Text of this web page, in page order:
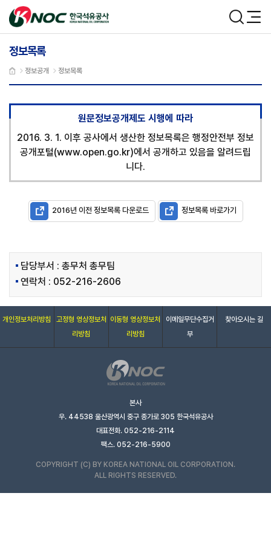
본문 바로가기
한국석유공사 검색 메뉴
정보목록
정보공개 정보목록
원문정보공개제도 시행에 따라
2016. 3. 1. 이후 공사에서 생산한 정보목록은 행정안전부 정보
공개포털(www.open.go.kr)에서 공개하고 있음을 알려드립
니다.
2016년 이전 정보목록 다운로드 정보목록 바로가기
담당부서 : 총무처 총무팀
연락처 : 052-216-2606
개인정보처리방침
고정형 영상정보처
리방침
이동형 영상정보처
리방침
이메일무단수집거
부
찾아오시는 길
본사
우. 44538 울산광역시 중구 종가로 305 한국석유공사
대표전화. 052-216-2114
팩스. 052-216-5900
COPYRIGHT (C) BY KOREA NATIONAL OIL CORPORATION.
ALL RIGHTS RESERVED.